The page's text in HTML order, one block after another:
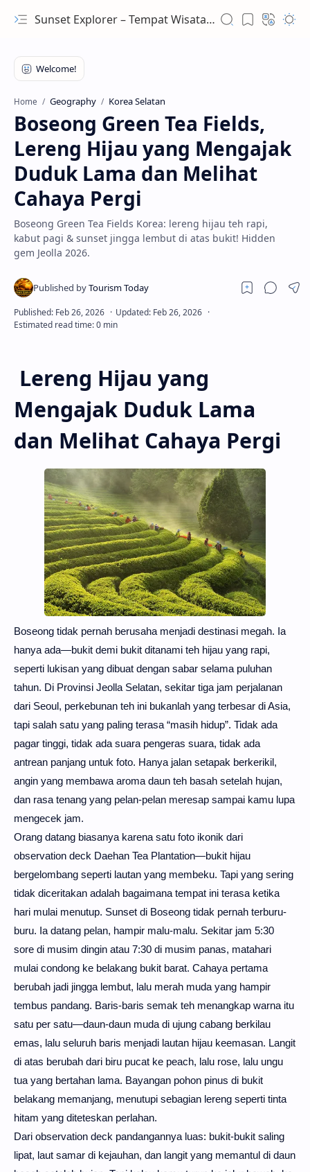
Sunset Explorer – Tempat Wisata Terindah Dunia
Home Geography Korea Selatan
Boseong Green Tea Fields,
Lereng Hijau yang Mengajak
Duduk Lama dan Melihat
Cahaya Pergi
Boseong Green Tea Fields Korea: lereng hijau teh rapi,
kabut pagi & sunset jingga lembut di atas bukit! Hidden
gem Jeolla 2026.
Lereng Hijau yang
Mengajak Duduk Lama
dan Melihat Cahaya Pergi
Boseong tidak pernah berusaha menjadi destinasi megah. Ia
hanya ada—bukit demi bukit ditanami teh hijau yang rapi,
seperti lukisan yang dibuat dengan sabar selama puluhan
tahun. Di Provinsi Jeolla Selatan, sekitar tiga jam perjalanan
dari Seoul, perkebunan teh ini bukanlah yang terbesar di Asia,
tapi salah satu yang paling terasa “masih hidup”. Tidak ada
pagar tinggi, tidak ada suara pengeras suara, tidak ada
antrean panjang untuk foto. Hanya jalan setapak berkerikil,
angin yang membawa aroma daun teh basah setelah hujan,
dan rasa tenang yang pelan-pelan meresap sampai kamu lupa
mengecek jam.
Orang datang biasanya karena satu foto ikonik dari
observation deck Daehan Tea Plantation—bukit hijau
bergelombang seperti lautan yang membeku. Tapi yang sering
tidak diceritakan adalah bagaimana tempat ini terasa ketika
hari mulai menutup. Sunset di Boseong tidak pernah terburu-
buru. Ia datang pelan, hampir malu-malu. Sekitar jam 5:30
sore di musim dingin atau 7:30 di musim panas, matahari
mulai condong ke belakang bukit barat. Cahaya pertama
berubah jadi jingga lembut, lalu merah muda yang hampir
tembus pandang. Baris-baris semak teh menangkap warna itu
satu per satu—daun-daun muda di ujung cabang berkilau
emas, lalu seluruh baris menjadi lautan hijau keemasan. Langit
di atas berubah dari biru pucat ke peach, lalu rose, lalu ungu
tua yang bertahan lama. Bayangan pohon pinus di bukit
belakang memanjang, menutupi sebagian lereng seperti tinta
hitam yang diteteskan perlahan.
Dari observation deck pandangannya luas: bukit-bukit saling
lipat, laut samar di kejauhan, dan langit yang memantul di daun